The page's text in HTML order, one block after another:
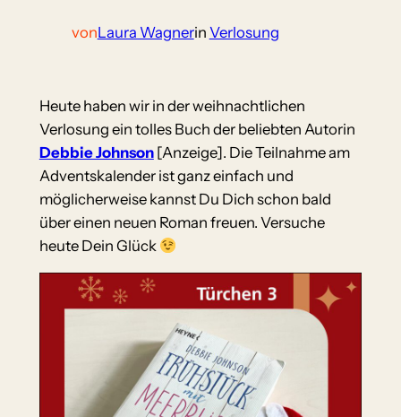
vonLaura Wagnerin Verlosung
Heute haben wir in der weihnachtlichen
Verlosung ein tolles Buch der beliebten Autorin
Debbie Johnson[Anzeige]. Die Teilnahme am
Adventskalender ist ganz einfach und
möglicherweise kannst Du Dich schon bald
über einen neuen Roman freuen. Versuche
heute Dein Glück